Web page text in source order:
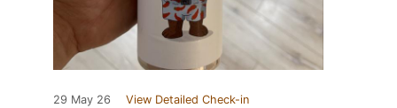
29 May 26 View Detailed Check-in